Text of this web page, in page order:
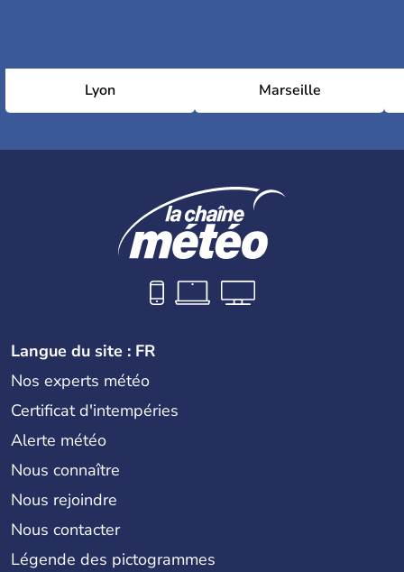
Lyon Marseille
Langue du site : FR
Nos experts météo
Certificat d'intempéries
Alerte météo
Nous connaître
Nous rejoindre
Nous contacter
Légende des pictogrammes